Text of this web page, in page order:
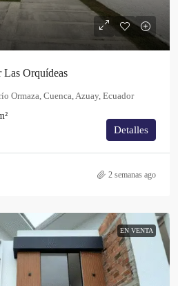
Las Orquídeas
Ormaza, Cuenca, Azuay, Ecuador
Detalles
2 semanas ago
EN VENTA